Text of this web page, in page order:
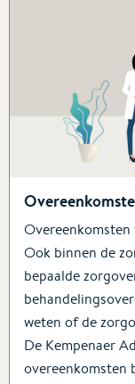
Overeenkomsten
Ook binnen de
bepaalde
weten of de
De Kempenaer
overeenkomsten